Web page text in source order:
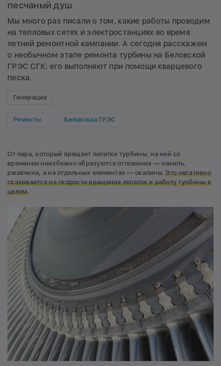
песчаный душ
Мы много раз писали о том, какие работы проводим
на тепловых сетях и электростанциях во время
летней ремонтной кампании. А сегодня расскажем
о необычном этапе ремонта турбины на Беловской
ГРЭС СГК: его выполняют при помощи кварцевого
песка.
Генерация
Ремонты Беловская ГРЭС
От пара, который вращает лопатки турбины, на ней со
временем неизбежно образуются отложения — накипь,
ржавчина, а на отдельных элементах — окалины.Это негативно
сказывается на скорости вращения лопаток и работу турбины в
целом.